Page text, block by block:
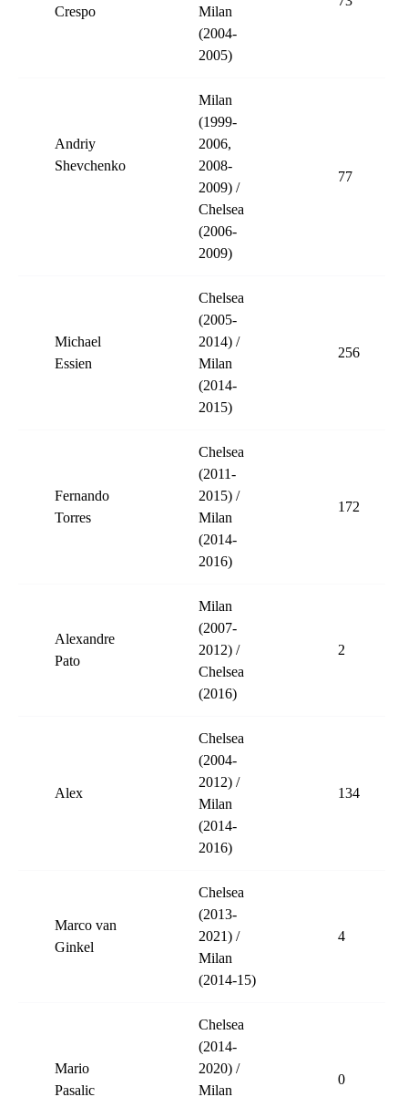
Crespo
Milan
(2004-
2005)
Andriy
Shevchenko
Milan
(1999-
2006,
2008-
2009) /
Chelsea
(2006-
2009)
77
Michael
Essien
Chelsea
(2005-
2014) /
Milan
(2014-
2015)
256
Fernando
Torres
Chelsea
(2011-
2015) /
Milan
(2014-
2016)
172
Alexandre
Pato
Milan
(2007-
2012) /
Chelsea
(2016)
2
Alex
Chelsea
(2004-
2012) /
Milan
(2014-
2016)
134
Marco van
Ginkel
Chelsea
(2013-
2021) /
Milan
(2014-15)
4
Mario
Pasalic
Chelsea
(2014-
2020) /
Milan
0